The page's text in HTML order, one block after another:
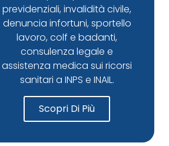
previdenziali, invalidità civile,
denuncia infortuni, sportello
lavoro, colf e badanti,
consulenza legale e
assistenza medica sui ricorsi
sanitari a INPS e INAIL.
Scopri Di Più